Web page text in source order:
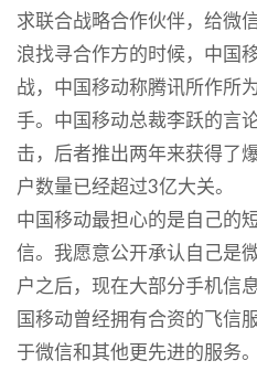
求联合战略合作伙伴，给微
浪找寻合作方的时候，中国
战，中国移动称腾讯所作所
手。中国移动总裁李跃的言
击，后者推出两年来获得了
户数量已经超过3亿大关。
中国移动最担心的是自己的
信。我愿意公开承认自己是
户之后，现在大部分手机信
国移动曾经拥有合资的飞信
于微信和其他更先进的服务